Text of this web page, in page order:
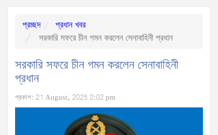
প্রচ্ছদ
প্রধান খবর
সরকারি সফরে চীন গমন করলেন সেনাবাহিনী প্রধান
সরকারি সফরে চীন গমন করলেন সেনাবাহিনী
প্রধান
প্রকাশ: 21 August, 2025 2:02 pm